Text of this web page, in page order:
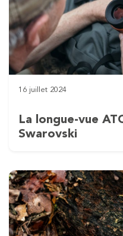
16 juillet 2024
La longue-vue
Swarovski